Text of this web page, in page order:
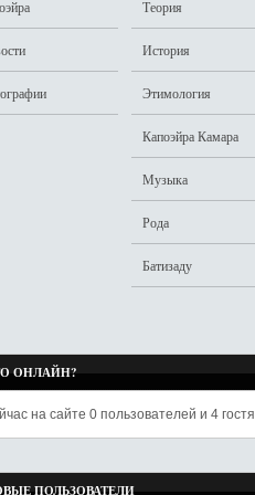
Теория
История
Этимология
Капоэйра Камара
Музыка
Рода
Батизаду
ОНЛАЙН?
на сайте 0 пользователей и 4 гостя
ПОЛЬЗОВАТЕЛИ